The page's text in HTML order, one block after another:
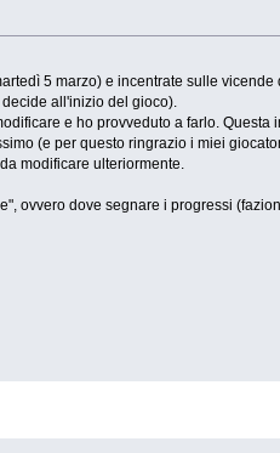
5 marzo) e incentrate sulle
all'inizio del gioco).
e ho provveduto a farlo. Questa
(e per questo ringrazio i miei
modificare ulteriormente.
ovvero dove segnare i progressi